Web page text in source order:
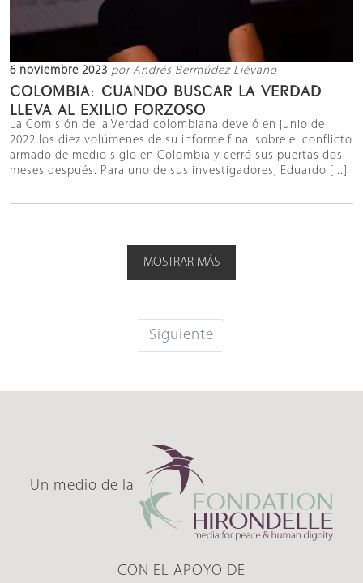
6 noviembre 2023 por Andrés Bermúdez Liévano
COLOMBIA: CUANDO BUSCAR LA VERDAD
LLEVA AL EXILIO FORZOSO
La Comisión de la Verdad colombiana develó en junio de
2022 los diez volúmenes de su informe final sobre el conflicto
armado de medio siglo en Colombia y cerró sus puertas dos
meses después. Para uno de sus investigadores, Eduardo [...]
MOSTRAR MÁS
Siguiente
Un medio de la
CON EL APOYO DE